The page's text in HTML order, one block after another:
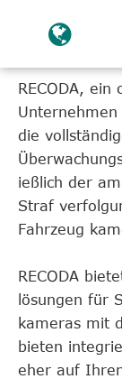
Zuhause
MOBILE
RECODA, ein
die
ießlich der
Straf
Fahrzeug
RECODA
lösungen für
kameras mit
bieten
eher auf